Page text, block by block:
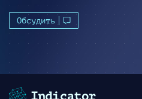
Обсудить